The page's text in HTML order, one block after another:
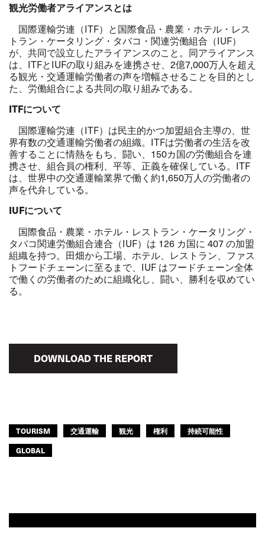
観光労働者アライアンスとは
国際運輸労連（ITF）と国際食品・農業・ホテル・レス
トラン・ケータリング・タバコ・関連労働組合（IUF）
が、共同で設立したアライアンスのこと。同アライアンス
は、 ITFとIUFの取り組みを連携させ、 2億7,000万人を超え
る観光・交通運輸労働者の声を増幅させることを目的とし
た、労働組合による共同の取り組みである。
ITFについて
国際運輸労連（ITF）は民主的かつ加盟組合主導の、世
界有数の交通運輸労働者の組織。 ITFは労働者の生活を改
善することに情熱をもち、闘い、 150カ国の労働組合を連
携させ、組合員の権利、平等、正義を確保している。 ITF
は、世界中の交通運輸業界で働く約1,650万人の労働者の
声を代弁している。
IUFについて
国際食品・農業・ホテル・レストラン・ケータリング・
タバコ関連労働組合連合（IUF）は 126 カ国に 407の加盟
組織を持つ。田畑から工場、ホテル、レストラン、ファス
トフードチェーンに至るまで、 IUF はフードチェーン全体
で働くの労働者のために組織化し、闘い、勝利を収めてい
る。
DOWNLOAD THE REPORT
TOURISM 交通運輸 観光 権利
持続可能性
GLOBAL